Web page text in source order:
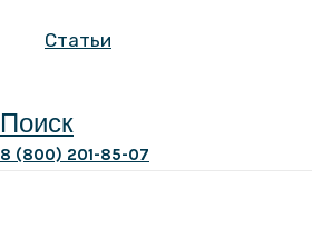
Статьи
Поиск
8 (800) 201-85-07